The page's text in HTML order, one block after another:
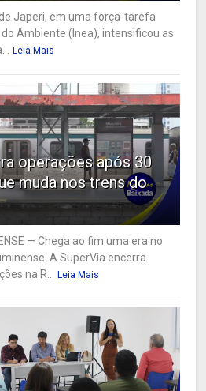
Japeri, em uma força-tarefa
Ambiente (Inea), intensificou as
Leia Mais
operações após 30
muda nos trens do
— Chega ao fim uma era no
A SuperVia encerra
na R...
Leia Mais